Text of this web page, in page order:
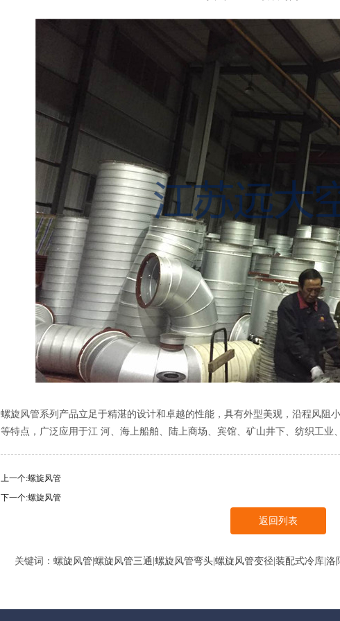
螺旋风管系列产品立足于精湛的设计和卓越的性能，具有外型美观，沿程风阻
等特点，广泛应用于江 河、海上船舶、陆上商场、宾馆、矿山井下、纺织工业
上一个:螺旋风管
下一个:螺旋风管
返回列表
关键词： 螺旋风管 螺旋风管三通 螺旋风管弯头 螺旋风管变径 装配式冷库 洛